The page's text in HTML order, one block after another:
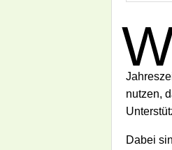
nutzen,
Dabei